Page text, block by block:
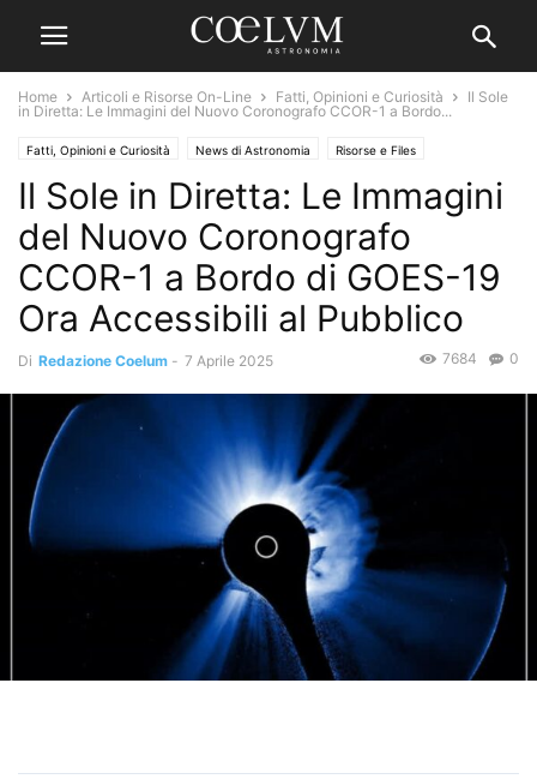
Home Articoli e Risorse On-Line Fatti, Opinioni e Curiosità
Il Sole
in Diretta: Le Immagini del Nuovo Coronografo CCOR-1 a Bordo...
Fatti, Opinioni e Curiosità News di Astronomia Risorse e Files
Il Sole in Diretta: Le Immagini
del Nuovo Coronografo
CCOR-1 a Bordo di GOES-19
Ora Accessibili al Pubblico
Di Redazione Coelum - 7 Aprile 2025 0
7684